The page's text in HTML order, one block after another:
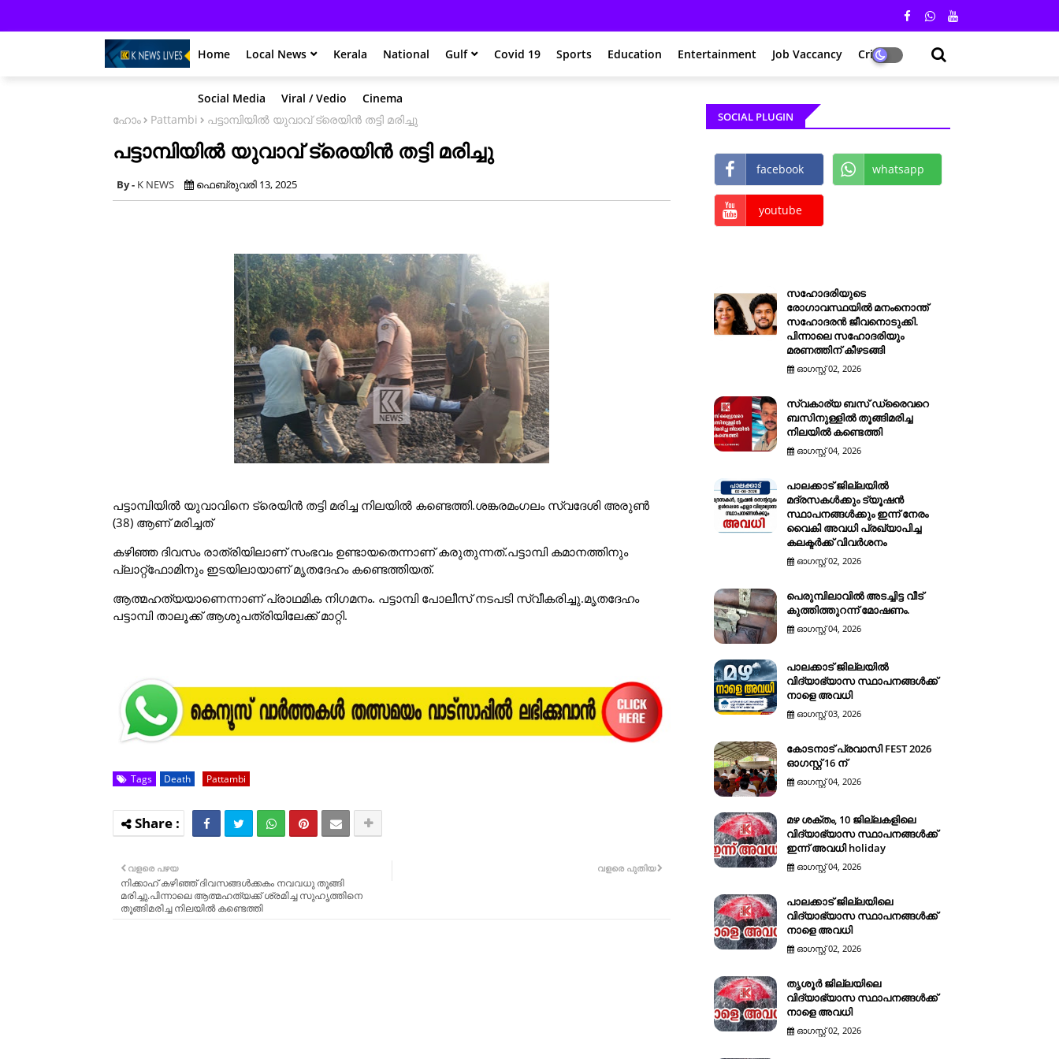
Home Local News Kerala National Gulf Covid 19 Sports Education Entertainment Job Vaccancy Crime
Social Media Viral / Vedio
Cinema
ഹോം
Pattambi പട്ടാമ്പിയിൽ യുവാവ് ട്രെയിൻ തട്ടി മരിച്ചു
പട്ടാമ്പിയിൽ യുവാവ് ട്രെയിൻ തട്ടി മരിച്ചു
K NEWS ഫെബ്രുവരി 13, 2025
പട്ടാമ്പിയിൽ യുവാവിനെ ട്രെയിൻ തട്ടി മരിച്ച നിലയിൽ കണ്ടെത്തി.ശങ്കരമംഗലം സ്വദേശി അരുൺ
(38) ആണ് മരിച്ചത്
കഴിഞ്ഞ ദിവസം രാത്രിയിലാണ് സംഭവം ഉണ്ടായതെന്നാണ് കരുതുന്നത്.പട്ടാമ്പി കമാനത്തിനും
പ്ലാറ്റ്ഫോമിനും ഇടയിലായാണ് മൃതദേഹം കണ്ടെത്തിയത്.
ആത്മഹത്യയാണെന്നാണ് പ്രാഥമിക നിഗമനം. പട്ടാമ്പി പോലീസ് നടപടി സ്വീകരിച്ചു.മൃതദേഹം
പട്ടാമ്പി താലൂക്ക് ആശുപത്രിയിലേക്ക് മാറ്റി.
Tags Death Pattambi
വളരെ പുതിയ
വളരെ പഴയ
നിക്കാഹ് കഴിഞ്ഞ് ദിവസങ്ങള്‍ക്കകം നവവധു തൂങ്ങി
മരിച്ചു.പിന്നാലെ ആത്മഹത്യക്ക് ശ്രമിച്ച സുഹൃത്തിനെ
തൂങ്ങിമരിച്ച നിലയില്‍ കണ്ടെത്തി
SOCIAL PLUGIN
facebook whatsapp
youtube
സഹോദരിയുടെ
രോഗാവസ്ഥയിൽ മനംനൊന്ത്
സഹോദരൻ ജീവനൊടുക്കി.
പിന്നാലെ സഹോദരിയും
മരണത്തിന് കീഴടങ്ങി
ഓഗസ്റ്റ് 02, 2026
സ്വകാര്യ ബസ് ഡ്രൈവറെ
ബസിനുള്ളിൽ തൂങ്ങിമരിച്ച
നിലയിൽ കണ്ടെത്തി
ഓഗസ്റ്റ് 04, 2026
പാലക്കാട് ജില്ലയിൽ
മദ്രസകൾക്കും ട്യൂഷൻ
സ്ഥാപനങ്ങൾക്കും ഇന്ന് നേരം
വൈകി അവധി പ്രഖ്യാപിച്ച
കലക്ടർക്ക് വിവർശനം
ഓഗസ്റ്റ് 02, 2026
പെരുമ്പിലാവിൽ അടച്ചിട്ട വീട്
കുത്തിത്തുറന്ന് മോഷണം.
ഓഗസ്റ്റ് 04, 2026
പാലക്കാട് ജില്ലയിൽ
വിദ്യാഭ്യാസ സ്ഥാപനങ്ങൾക്ക്
നാളെ അവധി
ഓഗസ്റ്റ് 03, 2026
കോടനാട് പ്രവാസി FEST 2026
ഓഗസ്റ്റ് 16 ന്
ഓഗസ്റ്റ് 04, 2026
മഴ ശക്തം, 10 ജില്ലകളിലെ
വിദ്യാഭ്യാസ സ്ഥാപനങ്ങൾക്ക്
ഇന്ന് അവധി holiday
ഓഗസ്റ്റ് 04, 2026
പാലക്കാട് ജില്ലയിലെ
വിദ്യാഭ്യാസ സ്ഥാപനങ്ങൾക്ക്
നാളെ അവധി
ഓഗസ്റ്റ് 02, 2026
തൃശൂർ ജില്ലയിലെ
വിദ്യാഭ്യാസ സ്ഥാപനങ്ങൾക്ക്
നാളെ അവധി
ഓഗസ്റ്റ് 02, 2026